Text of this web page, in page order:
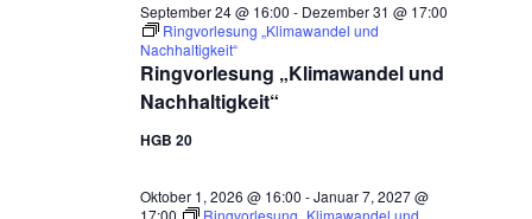
Ringvorlesung „Klimawandel und
Nachhaltigkeit“
September 24 @ 16:00 - Dezember 31 @ 17:00
Ringvorlesung „Klimawandel und
Nachhaltigkeit“
HGB 20
Oktober 1, 2026 @ 16:00 -Januar 7, 2027 @
17:00
Ringvorlesung „Klimawandel und